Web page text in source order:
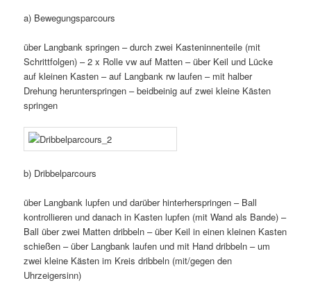
a) Bewegungsparcours
über Langbank springen – durch zwei Kasteninnenteile (mit
Schrittfolgen) – 2 x Rolle vw auf Matten – über Keil und Lücke
auf kleinen Kasten – auf Langbank rw laufen – mit halber
Drehung herunterspringen – beidbeinig auf zwei kleine Kästen
springen
b) Dribbelparcours
über Langbank lupfen und darüber hinterherspringen – Ball
kontrollieren und danach in Kasten lupfen (mit Wand als Bande) –
Ball über zwei Matten dribbeln – über Keil in einen kleinen Kasten
schießen – über Langbank laufen und mit Hand dribbeln – um
zwei kleine Kästen im Kreis dribbeln (mit/gegen den
Uhrzeigersinn)